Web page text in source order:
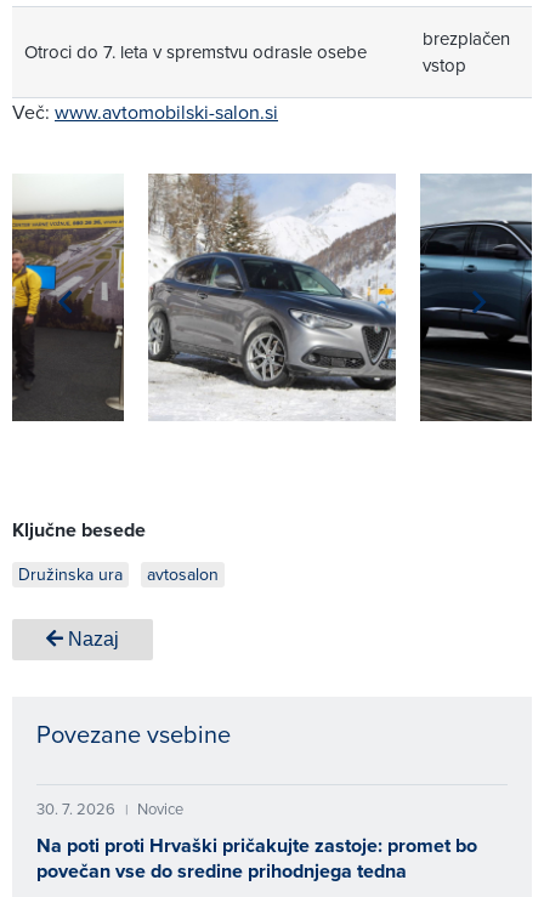
Otroci do 7. leta v spremstvu odrasle osebe
brezplačen
vstop
Več: www.avtomobilski-salon.si
Ključne besede
Družinska ura avtosalon
Nazaj
Povezane vsebine
30. 7. 2026 | Novice
Na poti proti Hrvaški pričakujte zastoje: promet bo
povečan vse do sredine prihodnjega tedna